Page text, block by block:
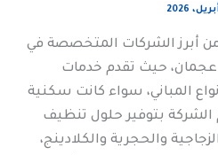
أبرز الشركات المتخصصة في
حيث تقدم خدمات
المباني، سواء كانت سكنية
الشركة بتوفير حلول تنظيف
والحجرية والكلادينج،